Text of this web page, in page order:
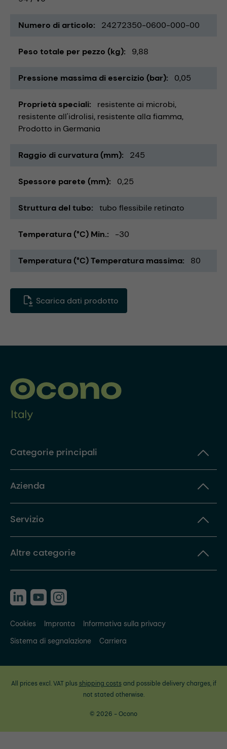
Numero di articolo 24272350-0600-000-00
Peso totale per pezzo (kg) 9,88
Pressione massima di esercizio (bar) 0,05
Proprietà speciali
resistente ai microbi
resistente all'idrolisi resistente alla fiamma
Prodotto in Germania
Raggio di curvatura (mm) 245
Spessore parete (mm) 0,25
Struttura del tubo tubo flessibile retinato
Temperatura (°C) Min. -30
Temperatura (°C) Temperatura massima 80
Scarica dati prodotto
Categorie principali
Azienda
Servizio
Altre categorie
Cookies Impronta
Informativa sulla privacy
Sistema di segnalazione
Carriera
All prices excl. VAT plus shipping costsand possible delivery charges, if
not stated otherwise.
© 2026 - Ocono